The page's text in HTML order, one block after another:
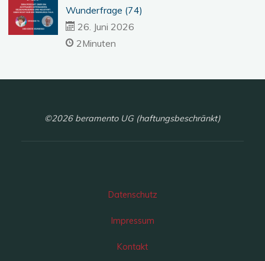
Wunderfrage (74)
26. Juni 2026
2Minuten
©2026 beramento UG (haftungsbeschränkt)
Datenschutz
Impressum
Kontakt